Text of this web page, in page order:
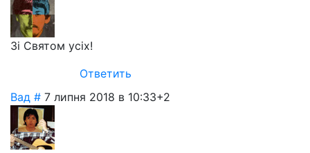
Зі Святом усіх!
Ответить
Вад # 7 липня 2018 в 10:33+2